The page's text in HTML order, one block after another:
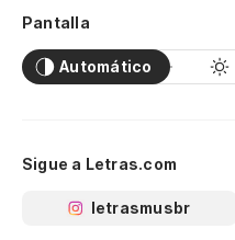
Pantalla
Automático
Sigue a Letras.com
letrasmusbr